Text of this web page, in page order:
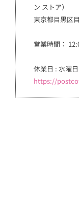
ン ス
東京都目
営業時間：
休業日 : 水曜日
https://